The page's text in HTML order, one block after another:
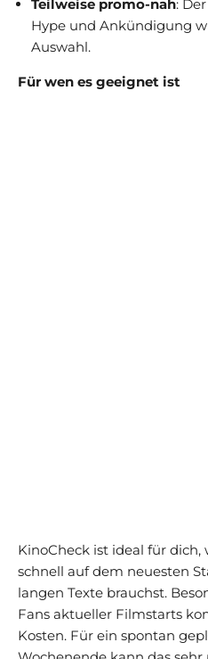
Teilweise promo-nah:
Hype und Ankündigung
Auswahl.
Für wen es geeignet ist
KinoCheck ist ideal für dich,
schnell auf dem neuesten
langen Texte brauchst.
Fans aktueller Filmstarts
Kosten. Für ein spontan